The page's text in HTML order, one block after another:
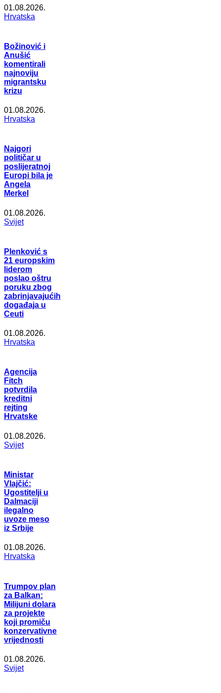
01.08.2026.
Hrvatska
Božinović i
Anušić
komentirali
najnoviju
migrantsku
krizu
01.08.2026.
Hrvatska
Najgori
političar u
poslijeratnoj
Europi bila je
Angela
Merkel
01.08.2026.
Svijet
Plenković s
21 europskim
liderom
poslao oštru
poruku zbog
zabrinjavajućih
događaja u
Ceuti
01.08.2026.
Hrvatska
Agencija
Fitch
potvrdila
kreditni
rejting
Hrvatske
01.08.2026.
Svijet
Ministar
Vlajčić:
Ugostitelji u
Dalmaciji
ilegalno
uvoze meso
iz Srbije
01.08.2026.
Hrvatska
Trumpov plan
za Balkan:
Milijuni dolara
za projekte
koji promiču
konzervativne
vrijednosti
01.08.2026.
Svijet